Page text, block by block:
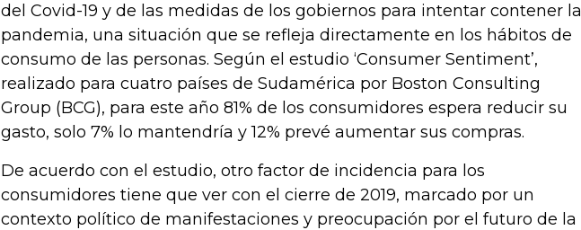
del Covid-19 y de las medidas de los gobiernos para intentar contener la
pandemia, una situación que se refleja directamente en los hábitos de
consumo de las personas. Según el estudio ‘Consumer Sentiment’,
realizado para cuatro países de Sudamérica por Boston Consulting
Group (BCG), para este año 81% de los consumidores espera reducir su
gasto, solo 7% lo mantendría y 12% prevé aumentar sus compras.
De acuerdo con el estudio, otro factor de incidencia para los
consumidores tiene que ver con el cierre de 2019, marcado por un
contexto político de manifestaciones y preocupación por el futuro de la